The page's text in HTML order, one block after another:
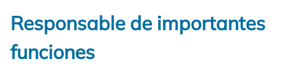
Responsable de importantes
funciones